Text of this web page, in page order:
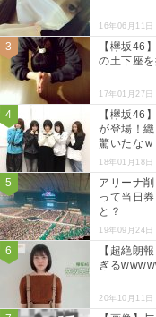
16年06月11
【欅坂46
の土下座
17年01月27
【欅坂46
が登場！
驚いたなｗ
18年01月18
アリーナ
って当日
と？
19年09月24
【超絶朗
ぎる
20年10月11